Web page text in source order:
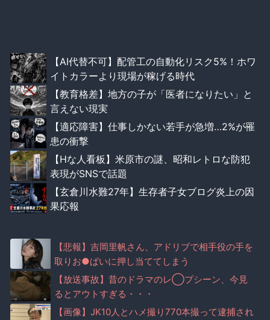
【AI代替不可】配管工の自動化リスク5%！ホワ
イトカラーより現場が稼げる時代
【教育格差】地方の子が「医者になりたい」と
言えない現実
【適応障害】仕事しかない若手が急増…2%が罹
患の衝撃
【Hな人看板】米原市の謎、昭和レトロな防犯
表現がSNSで話題
【玄倉川水難27年】生存者子女ブログ炎上の因
果応報
【悲報】吉岡里帆さん、アドリブで相手役の手を
取りお●ぱいに押し当ててしまう
【放送事故】昔のドラマのレ◯プシーン、今見
るとアウトすぎる・・・
【画像】JK10人とハメ撮り770本撮って逮捕され